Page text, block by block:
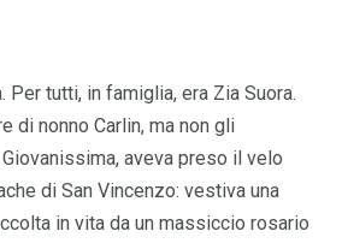
Per tutti, in famiglia, era Zia Suora.
di nonno Carlin, ma non gli
aveva preso il velo
di San Vincenzo: vestiva una
in vita da un massiccio rosario